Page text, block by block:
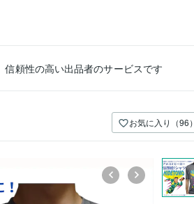
頼性の高い出品者のサービスです
お気に入り（96）